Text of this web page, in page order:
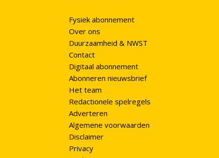
Fysiek abonnement
Over ons
Duurzaamheid & NWST
Contact
Digitaal abonnement
Abonneren nieuwsbrief
Het team
Redactionele spelregels
Adverteren
Algemene voorwaarden
Disclaimer
Privacy